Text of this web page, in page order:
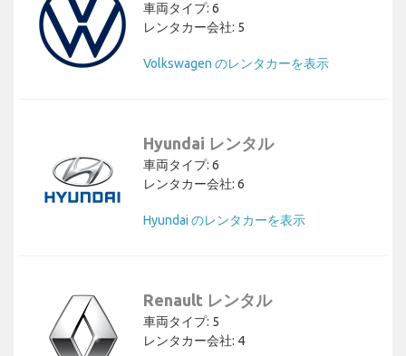
車両タイプ: 6
レンタカー会社: 5
Volkswagen のレンタカーを表示
Hyundai レンタル
車両タイプ: 6
レンタカー会社: 6
Hyundai のレンタカーを表示
Renault レンタル
車両タイプ: 5
レンタカー会社: 4